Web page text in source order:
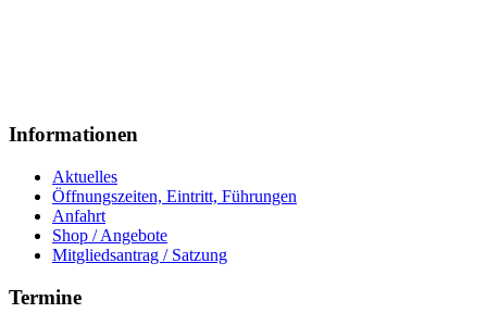
Informationen
Aktuelles
Öffnungszeiten, Eintritt, Führungen
Anfahrt
Shop / Angebote
Mitgliedsantrag / Satzung
Termine